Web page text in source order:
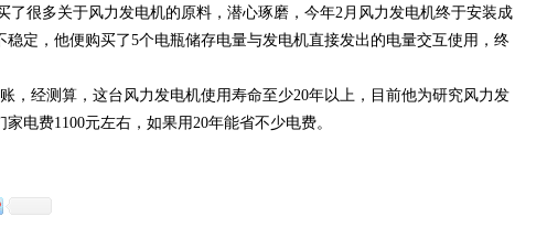
很多关于风力发电机的原料，潜心琢磨，今年2月风力发电机终于安装成
定，他便购买了5个电瓶储存电量与发电机直接发出的电量交互使用，终
经测算，这台风力发电机使用寿命至少20年以上，目前他为研究风力发
电费1100元左右，如果用20年能省不少电费。